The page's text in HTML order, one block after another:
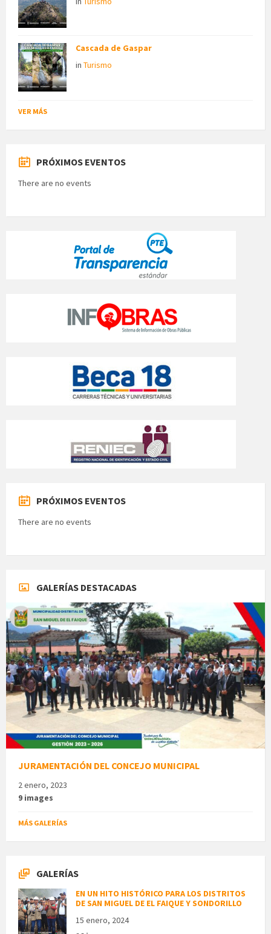
Cascada de Gaspar
in Turismo
VER MÁS
PRÓXIMOS EVENTOS
There are no events
PRÓXIMOS EVENTOS
There are no events
GALERÍAS DESTACADAS
JURAMENTACIÓN DEL CONCEJO MUNICIPAL
2 enero, 2023
9 images
MÁS GALERÍAS
GALERÍAS
EN UN HITO HISTÓRICO PARA LOS DISTRITOS
DE SAN MIGUEL DE EL FAIQUE Y SONDORILLO
15 enero, 2024